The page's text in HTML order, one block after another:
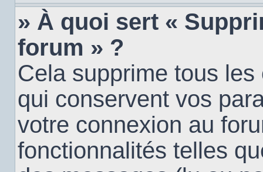
» À quoi sert «
forum » ?
Cela supprime tous
qui conservent vos
votre connexion au
fonctionnalités telles